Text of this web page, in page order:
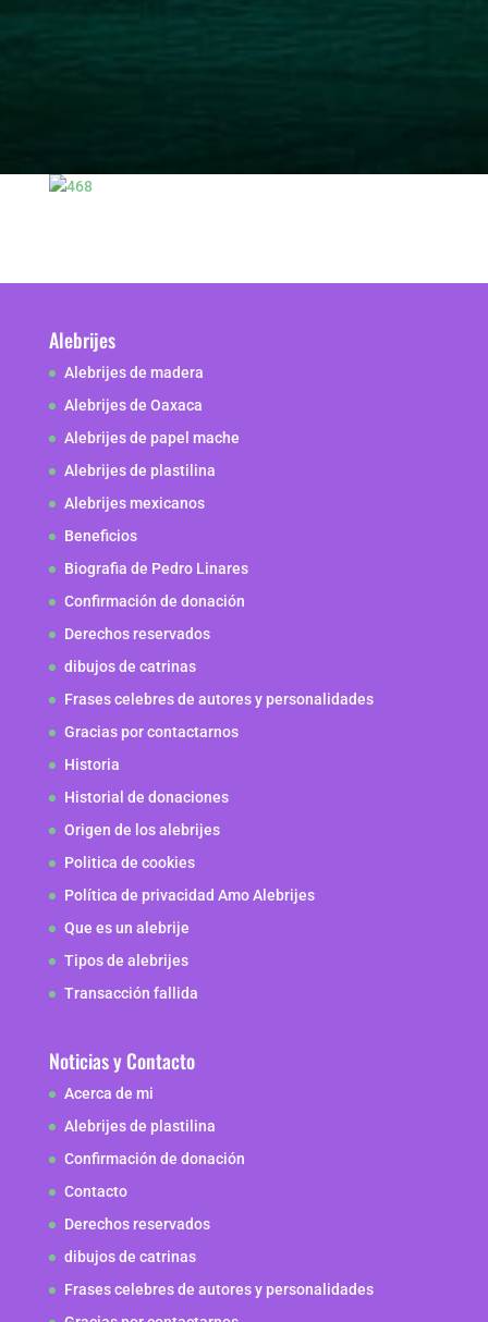
Alebrijes
Alebrijes de madera
Alebrijes de Oaxaca
Alebrijes de papel mache
Alebrijes de plastilina
Alebrijes mexicanos
Beneficios
Biografia de Pedro Linares
Confirmación de donación
Derechos reservados
dibujos de catrinas
Frases celebres de autores y personalidades
Gracias por contactarnos
Historia
Historial de donaciones
Origen de los alebrijes
Politica de cookies
Política de privacidad Amo Alebrijes
Que es un alebrije
Tipos de alebrijes
Transacción fallida
Noticias y Contacto
Acerca de mi
Alebrijes de plastilina
Confirmación de donación
Contacto
Derechos reservados
dibujos de catrinas
Frases celebres de autores y personalidades